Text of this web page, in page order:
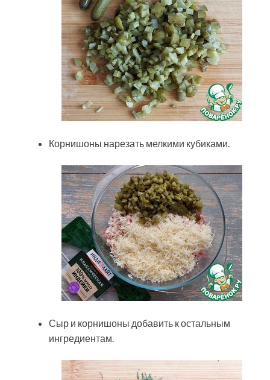
Корнишоны нарезать мелкими кубиками.
Сыр и корнишоны добавить к остальным
ингредиентам.